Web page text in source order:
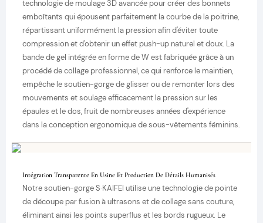
technologie de moulage 3D avancée pour créer des bonnets
emboîtants qui épousent parfaitement la courbe de la poitrine,
répartissant uniformément la pression afin d'éviter toute
compression et d'obtenir un effet push-up naturel et doux. La
bande de gel intégrée en forme de W est fabriquée grâce à un
procédé de collage professionnel, ce qui renforce le maintien,
empêche le soutien-gorge de glisser ou de remonter lors des
mouvements et soulage efficacement la pression sur les
épaules et le dos, fruit de nombreuses années d'expérience
dans la conception ergonomique de sous-vêtements féminins.
Intégration Transparente En Usine Et Production De Détails Humanisés
Notre soutien-gorge S·KAIFEI utilise une technologie de pointe
de découpe par fusion à ultrasons et de collage sans couture,
éliminant ainsi les points superflus et les bords rugueux. Le